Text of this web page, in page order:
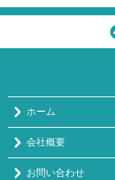
ホーム
会社概要
お問い合わせ